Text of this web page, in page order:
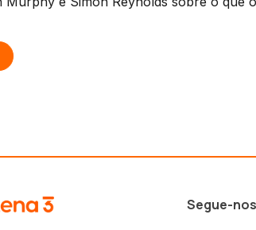
Segue-